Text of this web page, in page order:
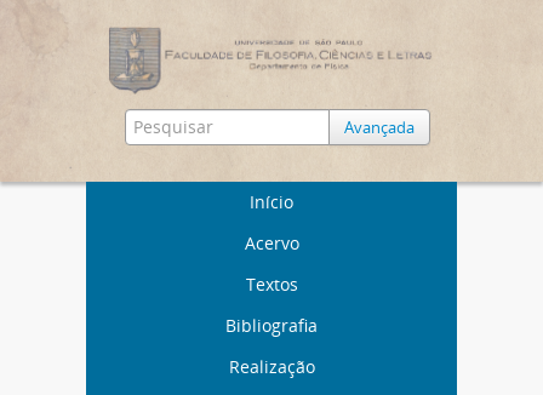
Avançada
Início
Acervo
Textos
Bibliografia
Realização